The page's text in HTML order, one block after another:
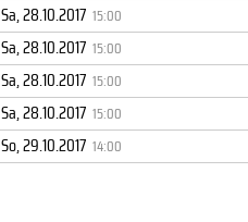
Sa, 28.10.2017 15:00
Sa, 28.10.2017 15:00
Sa, 28.10.2017 15:00
Sa, 28.10.2017 15:00
So, 29.10.2017 14:00